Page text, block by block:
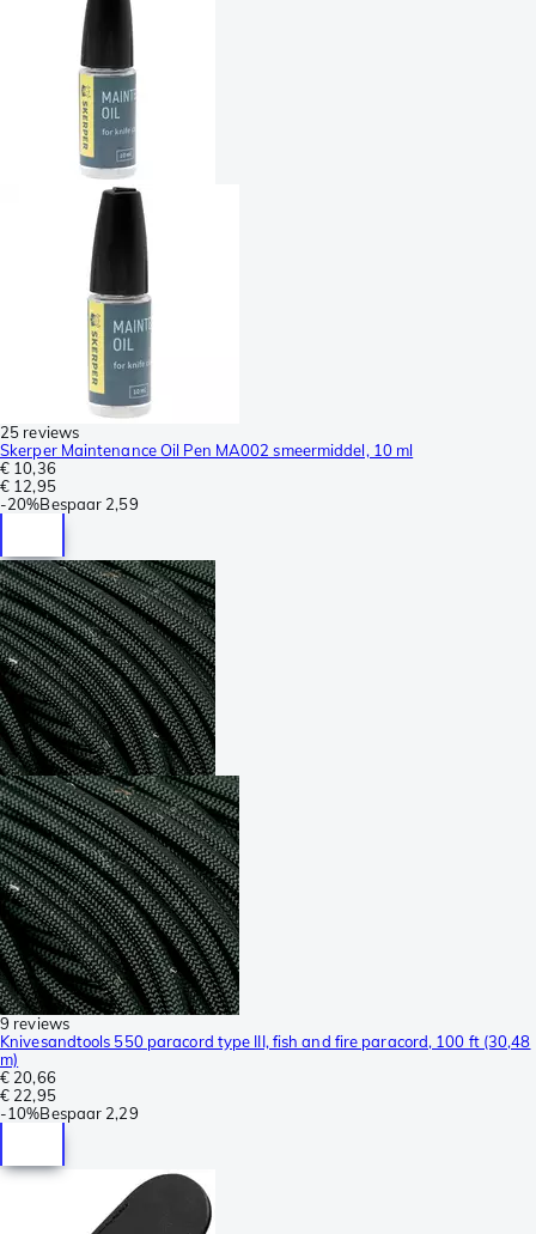
25 reviews
Skerper Maintenance Oil Pen MA002 smeermiddel, 10 ml
€ 10,36
€ 12,95
-20%Bespaar 2,59
9 reviews
Knivesandtools 550 paracord type III, fish and fire paracord, 100 ft (30,48
m)
€ 20,66
€ 22,95
-10%Bespaar 2,29